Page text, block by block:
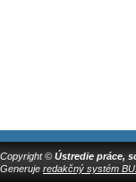
Copyright © Ústredie práce,
Generuje redakčný systém